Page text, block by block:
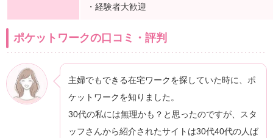
・経験者大歓迎
ポケットワークの口コミ・評判
主婦でもできる在宅ワークを探していた時に、ポ
ケットワークを知りました。
30代の私には無理かも？と思ったのですが、スタ
ッフさんから紹介されたサイトは30代40代の人ば